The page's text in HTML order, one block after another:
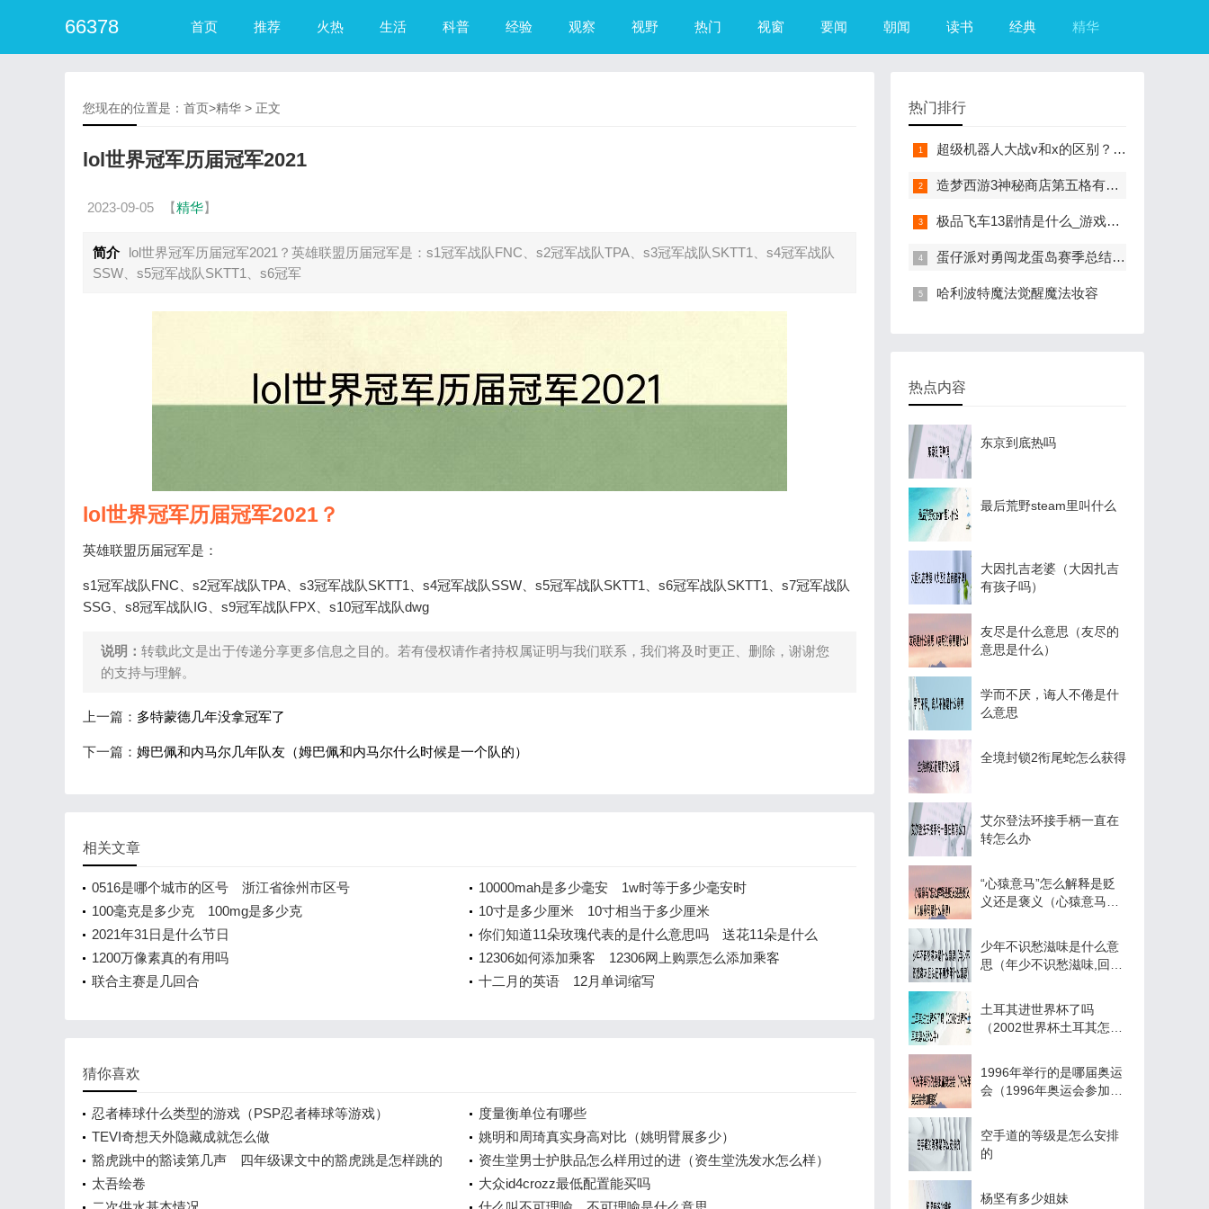
66378 首页 推荐 火热 生活 科普 经验 观察 视野 热门 视窗 要闻 朝闻 读书 经典 精华
您现在的位置是： 首页>精华 > 正文
lol世界冠军历届冠军2021
2023-09-05 【精华】
简介
lol世界冠军历届冠军2021？英雄联盟历届冠军是：s1冠军战队FNC、s2冠军战队TPA、s3冠军战队SKTT1、s4冠军战队
SSW、s5冠军战队SKTT1、s6冠军
lol世界冠军历届冠军2021？
英雄联盟历届冠军是：
s1冠军战队FNC、s2冠军战队TPA、s3冠军战队SKTT1、s4冠军战队SSW、s5冠军战队SKTT1、s6冠军战队SKTT1、s7冠军战队
SSG、s8冠军战队IG、s9冠军战队FPX、s10冠军战队dwg
说明： 转载此文是出于传递分享更多信息之目的。若有侵权请作者持权属证明与我们联系，我们将及时更正、删除，谢谢您
的支持与理解。
上一篇： 多特蒙德几年没拿冠军了
下一篇： 姆巴佩和内马尔几年队友（姆巴佩和内马尔什么时候是一个队的）
相关文章
0516是哪个城市的区号 浙江省徐州市区号
10000mah是多少毫安 1w时等于多少毫安时
100毫克是多少克 100mg是多少克
10寸是多少厘米 10寸相当于多少厘米
2021年31日是什么节日
你们知道11朵玫瑰代表的是什么意思吗 送花11朵是什么
含义
1200万像素真的有用吗
12306如何添加乘客 12306网上购票怎么添加乘客
联合主赛是几回合
十二月的英语 12月单词缩写
猜你喜欢
忍者棒球什么类型的游戏（PSP忍者棒球等游戏）
度量衡单位有哪些
TEVI奇想天外隐藏成就怎么做
姚明和周琦真实身高对比（姚明臂展多少）
豁虎跳中的豁读第几声 四年级课文中的豁虎跳是怎样跳的
资生堂男士护肤品怎么样用过的进（资生堂洗发水怎么样）
太吾绘卷
大众id4crozz最低配置能买吗
热门排行
超级机器人大战v和x的区别？（超级机器人大战R）
造梦西游3神秘商店第五格有什么？（造梦西游3摇光石）
极品飞车13剧情是什么_游戏？（极品飞车13中文版）
蛋仔派对勇闯龙蛋岛赛季总结来咯
哈利波特魔法觉醒魔法妆容
热点内容
东京到底热吗
最后荒野steam里叫什么
大因扎吉老婆（大因扎吉
有孩子吗）
友尽是什么意思（友尽的
意思是什么）
学而不厌，诲人不倦是什
么意思
全境封锁2衔尾蛇怎么获得
艾尔登法环接手柄一直在
转怎么办
“心猿意马”怎么解释是贬
义还是褒义（心猿意马是
少年不识愁滋味是什么意
思（年少不识愁滋味,回头
土耳其进世界杯了吗
（2002世界杯土耳其怎么
1996年举行的是哪届奥运
会（1996年奥运会参加国
空手道的等级是怎么安排
的
杨坚有多少姐妹